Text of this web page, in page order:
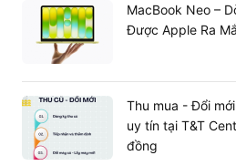
Đối với các designer chuyên
tối thiểu để các phần mềm
Premiere Pro vận hành ổn định
mức dung lượng này để đảm
tránh hiện tượng giật hình khi
hoặc hiệu ứng đồ họa phức tạp.
MacBook Neo –
Được Apple Ra
Thu mua - Đổi
uy tín tại T&T
đồng